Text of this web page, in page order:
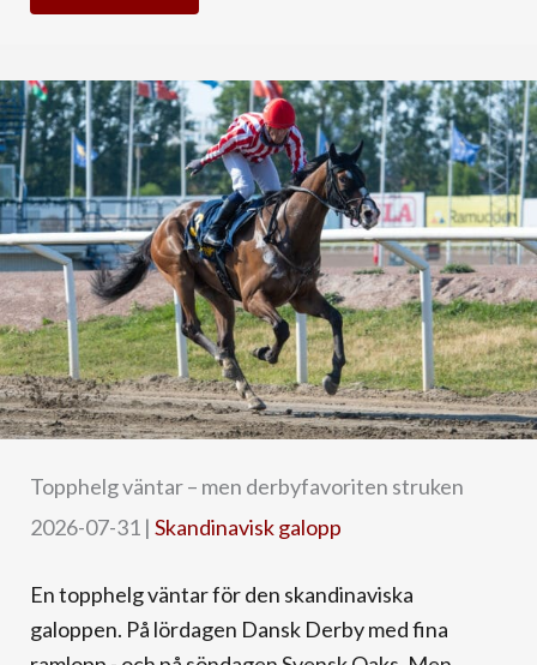
Topphelg väntar – men derbyfavoriten struken
2026-07-31 | Skandinavisk galopp
En topphelg väntar för den skandinaviska
galoppen. På lördagen Dansk Derby med fina